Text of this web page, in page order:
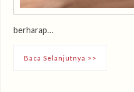
berharap…
Baca Selanjutnya >>